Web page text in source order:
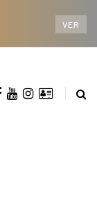
VER